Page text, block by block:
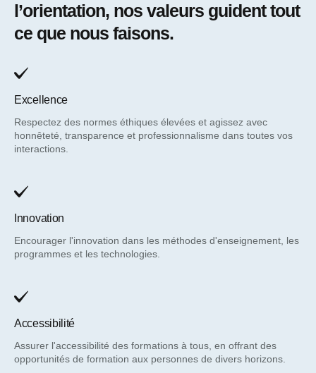
l’orientation, nos valeurs guident tout
ce que nous faisons.
Excellence
Respectez des normes éthiques élevées et agissez avec
honnêteté, transparence et professionnalisme dans toutes vos
interactions.
Innovation
Encourager l'innovation dans les méthodes d'enseignement, les
programmes et les technologies.
Accessibilité
Assurer l'accessibilité des formations à tous, en offrant des
opportunités de formation aux personnes de divers horizons.